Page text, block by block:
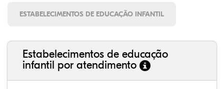
ESTABELECIMENTOS DE EDUCAÇÃO INFANTIL
Estabelecimentos de educação
infantil por atendimento